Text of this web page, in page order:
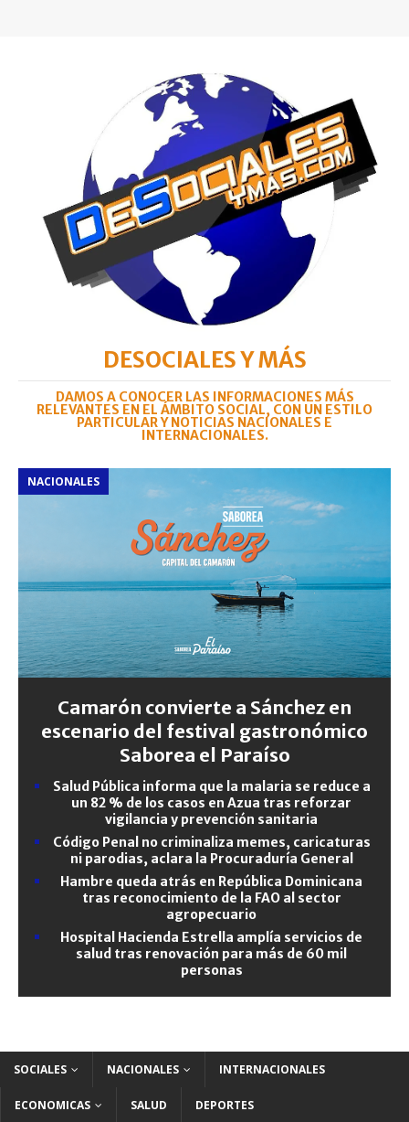
DESOCIALES Y MÁS
DAMOS A CONOCER LAS INFORMACIONES MÁS
RELEVANTES EN EL ÁMBITO SOCIAL, CON UN ESTILO
PARTICULAR Y NOTICIAS NACIONALES E
INTERNACIONALES.
NACIONALES
Camarón convierte a Sánchez en
escenario del festival gastronómico
Saborea el Paraíso
Salud Pública informa que la malaria se reduce a
un 82 % de los casos en Azua tras reforzar
vigilancia y prevención sanitaria
Código Penal no criminaliza memes, caricaturas
ni parodias, aclara la Procuraduría General
Hambre queda atrás en República Dominicana
tras reconocimiento de la FAO al sector
agropecuario
Hospital Hacienda Estrella amplía servicios de
salud tras renovación para más de 60 mil
personas
SOCIALES NACIONALES INTERNACIONALES
ECONOMICAS SALUD DEPORTES